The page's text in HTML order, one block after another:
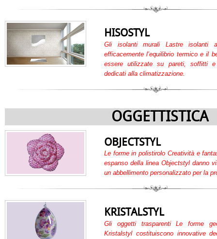
HISOSTYL
Gli isolanti murali Lastre isolanti
efficacemente l’equilibrio termico e il
essere utilizzate su pareti, soffitti
dedicati alla climatizzazione.
OGGETTISTICA
OBJECTSTYL
Le forme in polistirolo Creatività e
espanso della linea Objectstyl danno
un abbellimento personalizzato per la
KRISTALSTYL
Gli oggetti trasparenti Le forme
Kristalstyl costituiscono innovative